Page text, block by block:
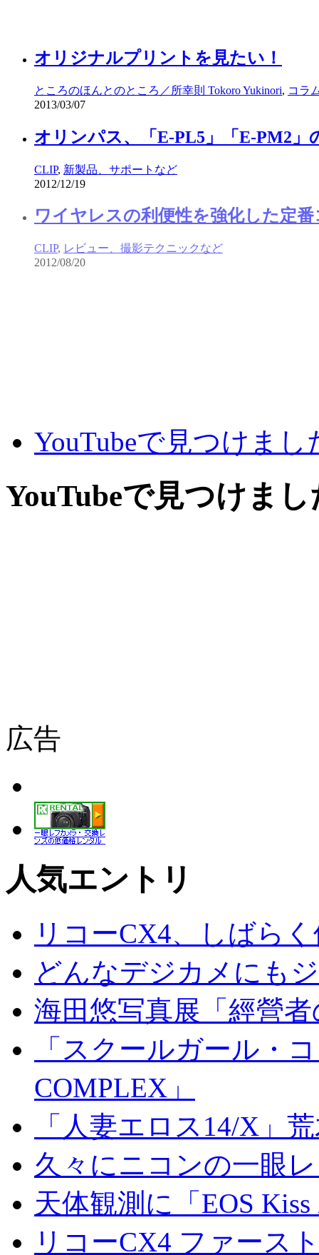
2013/03/07
2012/12/19
YouTubeで見つけまし
YouTubeで見つけまし
広告
人気エントリ
リコーCX4、しばら
どんなデジカメにも
海田悠写真展「經營
「スクールガール・
COMPLEX」
「人妻エロス14/X」
久々にニコンの一眼
天体観測に「EOS
リコーCX4 ファース